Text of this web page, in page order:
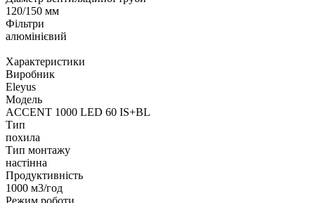
120/150 мм
Фільтри
алюмінієвий
Характеристики
Виробник
Eleyus
Модель
ACCENT 1000 LED 60 IS+BL
Тип
похила
Тип монтажу
настінна
Продуктивність
1000 м3/год
Режим роботи